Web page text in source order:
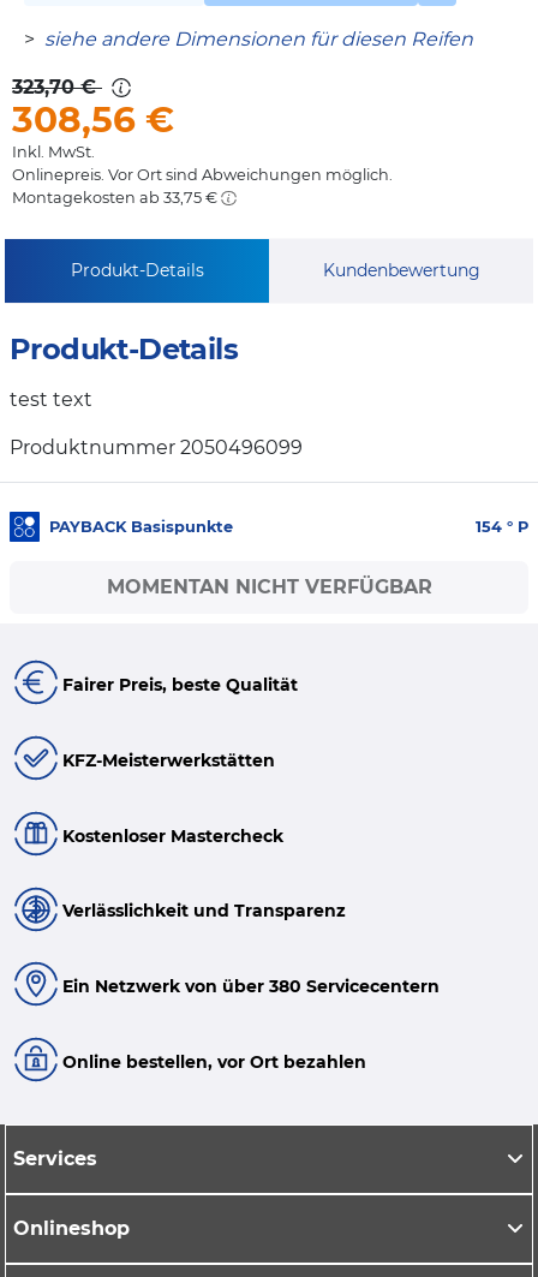
> siehe andere Dimensionen für diesen Reifen
323,70 €
308,56 €
Inkl. MwSt.
Onlinepreis. Vor Ort sind Abweichungen möglich.
Montagekosten ab 33,75 €
Produkt-Details Kundenbewertung
Produkt-Details
test text
Produktnummer 2050496099
PAYBACK Basispunkte 154 ° P
MOMENTAN NICHT VERFÜGBAR
Fairer Preis, beste Qualität
KFZ-Meisterwerkstätten
Kostenloser Mastercheck
Verlässlichkeit und Transparenz
Ein Netzwerk von über 380 Servicecentern
Online bestellen, vor Ort bezahlen
Services
Onlineshop